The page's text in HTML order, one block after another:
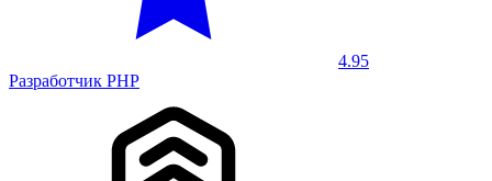
4.95
Разработчик PHP